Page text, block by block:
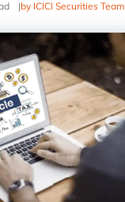
|by ICICI Securities Team